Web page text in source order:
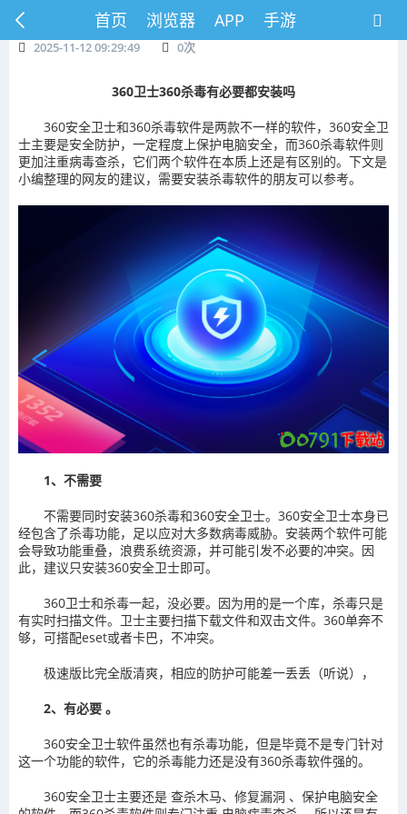
首页 浏览器 APP 手游
2025-11-12 09:29:49 0次
360卫士360杀毒有必要都安装吗
360安全卫士和360杀毒软件是两款不一样的软件，360安全卫
士主要是安全防护，一定程度上保护电脑安全，而360杀毒软件则
更加注重病毒查杀，它们两个软件在本质上还是有区别的。下文是
小编整理的网友的建议，需要安装杀毒软件的朋友可以参考。
1、不需要
不需要同时安装360杀毒和360安全卫士。360安全卫士本身已
经包含了杀毒功能，足以应对大多数病毒威胁。安装两个软件可能
会导致功能重叠，浪费系统资源，并可能引发不必要的冲突。因
此，建议只安装360安全卫士即可。
360卫士和杀毒一起，没必要。因为用的是一个库，杀毒只是
有实时扫描文件。卫士主要扫描下载文件和双击文件。360单奔不
够，可搭配eset或者卡巴，不冲突。
极速版比完全版清爽，相应的防护可能差一丢丢（听说），
2、有必要 。
360安全卫士软件虽然也有杀毒功能，但是毕竟不是专门针对
这一个功能的软件，它的杀毒能力还是没有360杀毒软件强的。
360安全卫士主要还是 查杀木马、修复漏洞 、保护电脑安全